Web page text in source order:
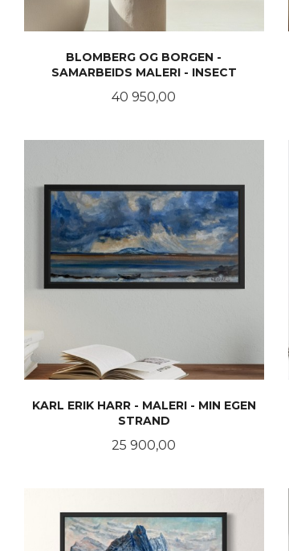
BLOMBERG OG BORGEN -
SAMARBEIDS MALERI - INSECT
Pris
40 950,00
KARL ERIK HARR - MALERI - MIN EGEN
STRAND
Pris
25 900,00